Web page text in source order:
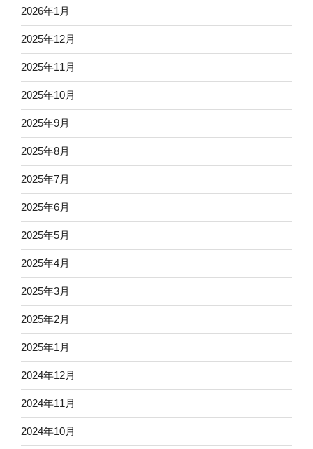
2026年1月
2025年12月
2025年11月
2025年10月
2025年9月
2025年8月
2025年7月
2025年6月
2025年5月
2025年4月
2025年3月
2025年2月
2025年1月
2024年12月
2024年11月
2024年10月